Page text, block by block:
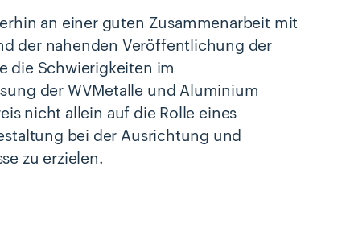
an einer guten Zusammenarbeit mit
der nahenden Veröffentlichung der
die Schwierigkeiten im
der WVMetalle und Aluminium
nicht allein auf die Rolle eines
bei der Ausrichtung und
zu erzielen.